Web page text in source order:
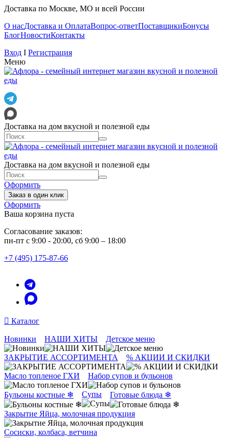
Доставка по Москве, МО и всей России
О насДоставка и ОплатаВопрос-ответПоставщикиБонусы
БлогНовостиКонтакты
Вход I Регистрация
Меню
Доставка на дом вкусной и полезной еды
Доставка на дом вкусной и полезной еды
Оформить
Заказ в один клик
Оформить
Ваша корзина пуста
Согласование заказов:
пн-пт с 9:00 - 20:00, сб 9:00 – 18:00
+7 (495) 175-87-66
Каталог
Новинки НАШИ ХИТЫ Детское меню
ЗАКРЫТИЕ АССОРТИМЕНТА % АКЦИИ И СКИДКИ
Масло топленое ГХИ Набор супов и бульонов
Бульоны костные ❄ Супы Готовые блюда ❄
Закрытие Яйца, молочная продукция
Сосиски, колбаса, ветчина